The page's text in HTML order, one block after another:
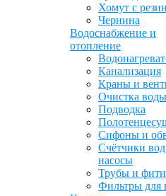
Хомут с
Чернина
Водоснабжение и
отопление
Канализация
Краны и
Очистка воды
Подводка
Сифоны и
Счётчики
насосы
Трубы и
Фильтры для